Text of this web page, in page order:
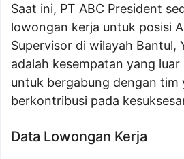
Saat ini, PT ABC President
lowongan kerja untuk posisi
Supervisor di wilayah Bantul,
adalah kesempatan yang luar
untuk bergabung dengan tim
berkontribusi pada
Data Lowongan Kerja